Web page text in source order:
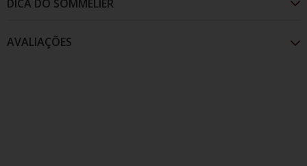
Com tom vermelho intenso, traz aroma de ameixas
AVALIAÇÕES